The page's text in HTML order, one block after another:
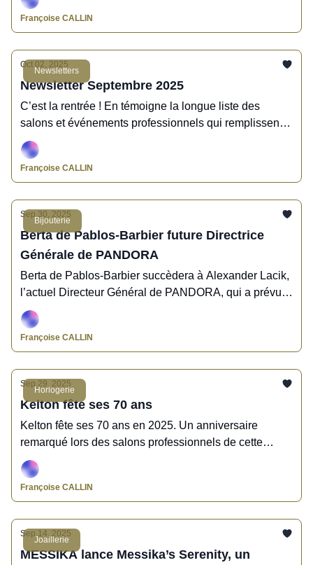
exception. Zoom sur 3 exemples significatifs dans la
profession.
Françoise CALLIN
Newsletters
Oct 02, 2025
Newsletter Septembre 2025
C’est la rentrée ! En témoigne la longue liste des
salons et événements professionnels qui remplissent
nos agendas. Septembre 2025 aura été l’occasion
pour certaines marques de fêter leur anniversaire : 70
ans pour Kelton, 60 ans pour Dinh Van. Et pour
Satellite, qui, après une période difficile, écrit une
nouvelle page de son histoire. Messika marque encore
un grand coup en lançant un service de remplacement
en cas de vol. Poiray se démarque de Octobre Rose
en choisissant de s’engager dès septembre pour les
maladies cardiovasculaires, première cause de
mortalité chez les femmes. Bref, un mois de reprise qui
augure un dernier trimestre bien chargé...
Françoise CALLIN
Bijouterie
Sep 30, 2025
Berta de Pablos-Barbier future Directrice
Générale de PANDORA
Berta de Pablos-Barbier succèdera à Alexander Lacik,
l’actuel Directeur Général de PANDORA, qui a prévu
de prendre sa retraite après la prochaine Assemblée
Générale de l’entreprise le 11 mars 2026.
Françoise CALLIN
Horlogerie
Sep 29, 2025
Kelton fête ses 70 ans
Kelton fête ses 70 ans en 2025. Un anniversaire
remarqué lors des salons professionnels de cette
rentrée, et une montre en édition limitée, la montre
Héritage Croco 70 ans.
Françoise CALLIN
Joaillerie
Sep 14, 2025
MESSIKA lance Messika’s Serenity, un